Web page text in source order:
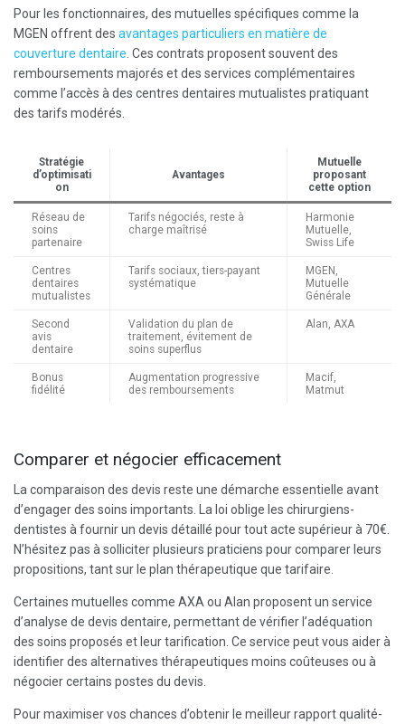
Pour les fonctionnaires, des mutuelles spécifiques comme la
MGEN offrent des avantages particuliers en matière de
couverture dentaire . Ces contrats proposent souvent des
remboursements majorés et des services complémentaires
comme l’accès à des centres dentaires mutualistes pratiquant
des tarifs modérés.
Stratégie
d’optimisati
on
Avantages
Mutuelle
proposant
cette option
Réseau de
soins
partenaire
Tarifs négociés, reste à
charge maîtrisé
Harmonie
Mutuelle,
Swiss Life
Centres
dentaires
mutualistes
Tarifs sociaux, tiers-payant
systématique
MGEN,
Mutuelle
Générale
Second
avis
dentaire
Validation du plan de
traitement, évitement de
soins superflus
Alan, AXA
Bonus
fidélité
Augmentation progressive
des remboursements
Macif,
Matmut
Comparer et négocier efficacement
La comparaison des devis reste une démarche essentielle avant
d’engager des soins importants. La loi oblige les chirurgiens-
dentistes à fournir un devis détaillé pour tout acte supérieur à 70€.
N’hésitez pas à solliciter plusieurs praticiens pour comparer leurs
propositions, tant sur le plan thérapeutique que tarifaire.
Certaines mutuelles comme AXA ou Alan proposent un service
d’analyse de devis dentaire, permettant de vérifier l’adéquation
des soins proposés et leur tarification. Ce service peut vous aider à
identifier des alternatives thérapeutiques moins coûteuses ou à
négocier certains postes du devis.
Pour maximiser vos chances d’obtenir le meilleur rapport qualité-